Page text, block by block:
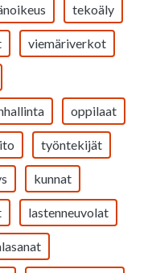
tekoäly
viemäriverkot
oppilaat
työntekijät
kunnat
lastenneuvolat